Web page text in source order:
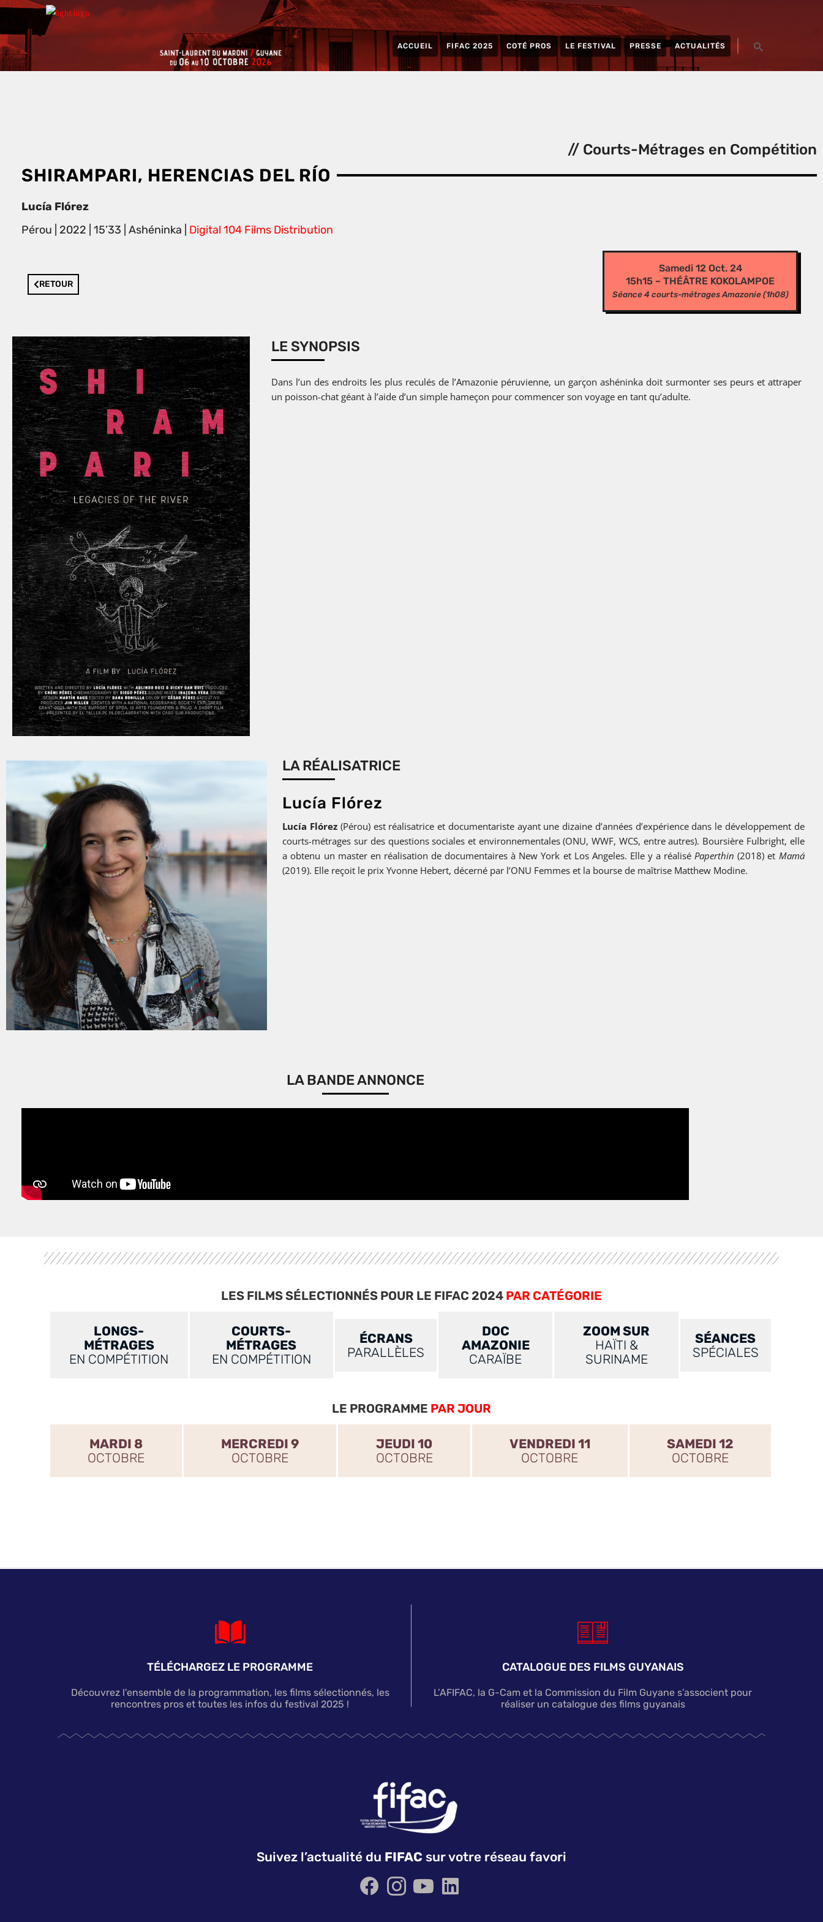
ACCUEIL FIFAC 2025 COTÉ PROS LE FESTIVAL PRESSE ACTUALITÉS
// Courts-Métrages en Compétition
SHIRAMPARI, HERENCIAS DEL RÍO
Lucía Flórez
Pérou | 2022 | 15’33 | Ashéninka Digital 104 Films Distribution
RETOUR
Samedi 12 Oct. 24
15h15 – THÉÂTRE KOKOLAMPOE
Séance 4 courts-métrages Amazonie (1h08)
LE SYNOPSIS
Dans l’un des endroits les plus reculés de l’Amazonie péruvienne, un garçon ashéninka doit surmonter ses peurs et attraper
un poisson-chat géant à l’aide d’un simple hameçon pour commencer son voyage en tant qu’adulte.
LA RÉALISATRICE
Lucía Flórez
Lucía Flórez (Pérou) est réalisatrice et documentariste ayant une dizaine d’années d’expérience dans le développement de
courts-métrages sur des questions sociales et environnementales (ONU, WWF, WCS, entre autres). Boursière Fulbright, elle
a obtenu un master en réalisation de documentaires à New York et Los Angeles. Elle y a réaliséPaperthin(2018) et Mamá
(2019). Elle reçoit le prix Yvonne Hebert, décerné par l’ONU Femmes et la bourse de maîtrise Matthew Modine.
LA BANDE ANNONCE
LES FILMS SÉLECTIONNÉS POUR LE FIFAC 2024 PAR CATÉGORIE
LONGS-
MÉTRAGES
EN COMPÉTITION
COURTS-
MÉTRAGES
EN COMPÉTITION
ÉCRANS
PARALLÈLES
DOC
AMAZONIE
CARAÏBE
ZOOM SUR
HAÏTI &
SURINAME
SÉANCES
SPÉCIALES
LE PROGRAMME PAR JOUR
MARDI 8
OCTOBRE
MERCREDI 9
OCTOBRE
JEUDI 10
OCTOBRE
VENDREDI 11
OCTOBRE
SAMEDI 12
OCTOBRE
TÉLÉCHARGEZ LE PROGRAMME
Découvrez l'ensemble de la programmation, les films sélectionnés, les
rencontres pros et toutes les infos du festival 2025 !
CATALOGUE DES FILMS GUYANAIS
L’AFIFAC, la G-Cam et la Commission du Film Guyane s’associent pour
réaliser un catalogue des films guyanais
Suivez l’actualité du FIFAC sur votre réseau favori